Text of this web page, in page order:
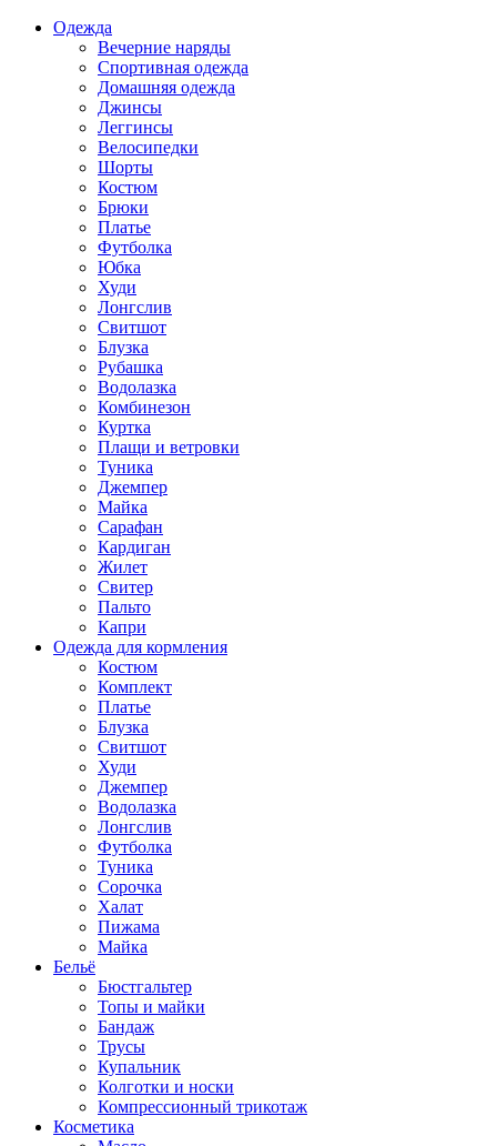
Одежда
Вечерние наряды
Спортивная одежда
Домашняя одежда
Джинсы
Леггинсы
Велосипедки
Шорты
Костюм
Брюки
Платье
Футболка
Юбка
Худи
Лонгслив
Свитшот
Блузка
Рубашка
Водолазка
Комбинезон
Куртка
Плащи и ветровки
Туника
Джемпер
Майка
Сарафан
Кардиган
Жилет
Свитер
Пальто
Капри
Одежда для кормления
Костюм
Комплект
Платье
Блузка
Свитшот
Худи
Джемпер
Водолазка
Лонгслив
Футболка
Туника
Сорочка
Халат
Пижама
Майка
Бельё
Бюстгальтер
Топы и майки
Бандаж
Трусы
Купальник
Колготки и носки
Компрессионный трикотаж
Косметика